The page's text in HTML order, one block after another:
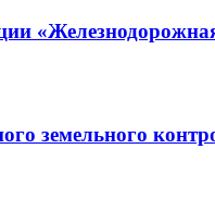
земельного